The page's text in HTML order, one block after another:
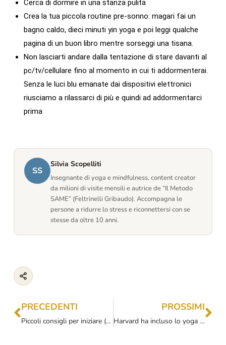
Cerca di dormire in una stanza pulita
Crea la tua piccola routine pre-sonno: magari fai un
bagno caldo, dieci minuti yin yoga e poi leggi qualche
pagina di un buon libro mentre sorseggi una tisana.
Non lasciarti andare dalla tentazione di stare davanti al
pc/tv/cellulare fino al momento in cui ti addormenterai.
Senza le luci blu emanate dai dispositivi elettronici
riusciamo a rilassarci di più e quindi ad addormentarci
prima
SS
Silvia Scopelliti
Insegnante di yoga e mindfulness, content creator
da milioni di visite mensili e autrice de “Il Metodo
SAME” (Feltrinelli Gribaudo). Accompagna le
persone a ridurre lo stress e riconnettersi con se
stesse da oltre 10 anni.
PRECEDENTI
Piccoli consigli per iniziare (davvero) a meditare.
PROSSIMI
Harvard ha incluso lo yoga come uno dei rimedi per sopportare meglio lo stress da Covid19